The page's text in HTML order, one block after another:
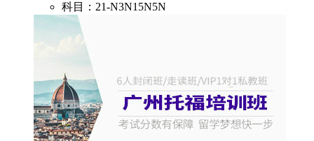
科目：21-N3N15N5N